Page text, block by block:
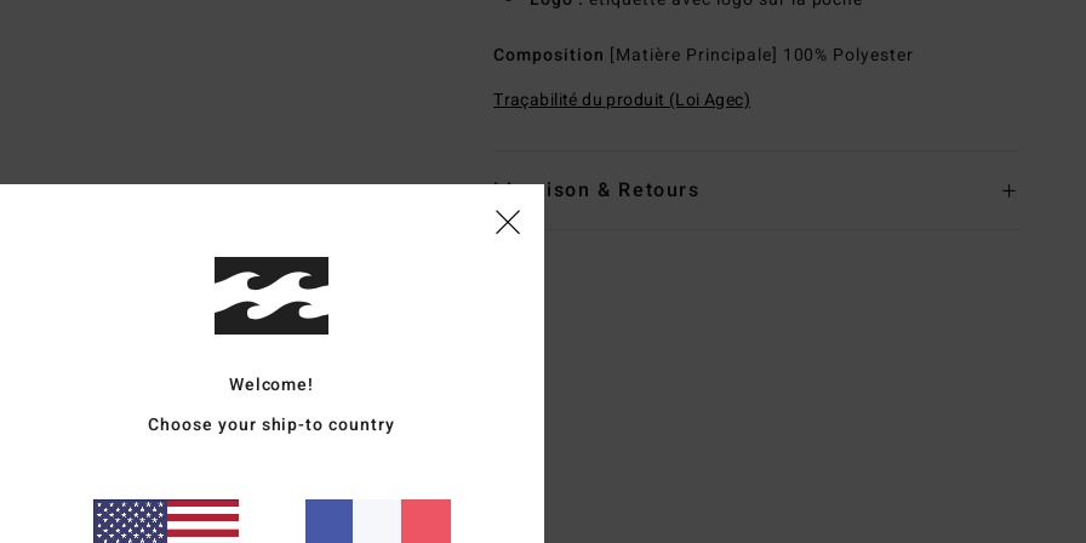
Composition [Matière Principale] 100% Polyester
Traçabilité du produit (Loi Agec)
Livraison & Retours
Note moyenne
4.3
Welcome!
Choose your ship-to country